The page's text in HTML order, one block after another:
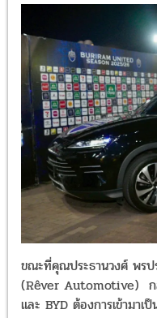
ขณะที่คุณประธานวงศ์ พรป
(Rêver Automotive) กล่
และ BYD ต้องการเข้ามา